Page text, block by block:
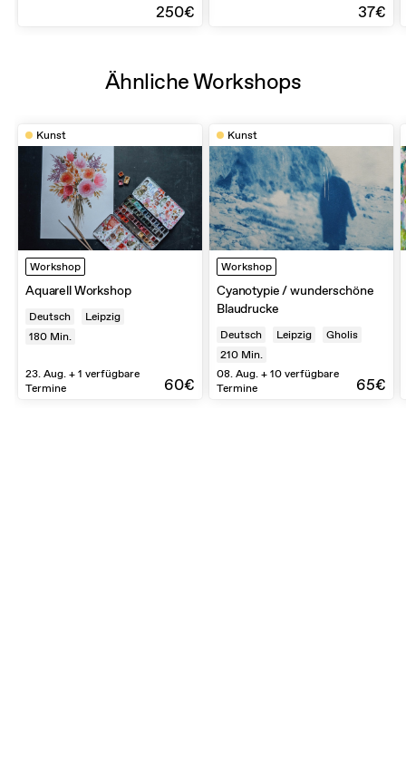
250€ 37€
Ähnliche Workshops
Kunst
Workshop
Aquarell Workshop
Deutsch
Leipzig
180 Min.
23. Aug. + 1 verfügbare
Termine
60€
Kunst
Workshop
Cyanotypie / wunderschöne
Blaudrucke
Deutsch Leipzig
Gholis
210 Min.
08. Aug. + 10 verfügbare
Termine
65€